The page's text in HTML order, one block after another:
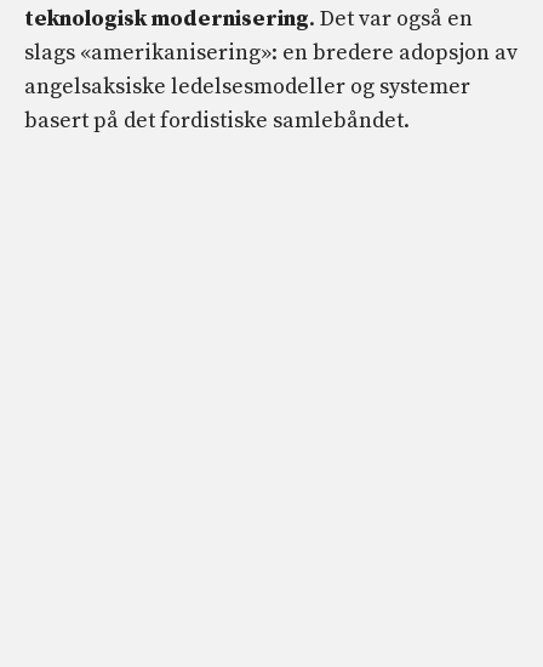
teknologisk modernisering. Det var også en
slags «amerikanisering»: en bredere adopsjon av
angelsaksiske ledelsesmodeller og systemer
basert på det fordistiske samlebåndet.